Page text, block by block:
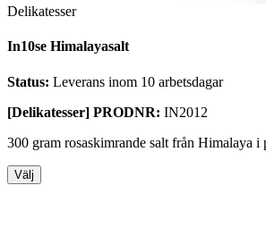
Delikatesser
In10se Himalayasalt
Status: Leverans inom 10 arbetsdagar
[Delikatesser] PRODNR: IN2012
300 gram rosaskimrande salt från Himalaya
Välj